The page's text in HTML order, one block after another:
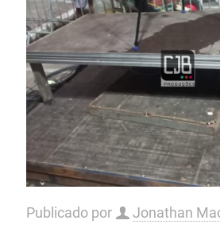
Publicado por Jonathan